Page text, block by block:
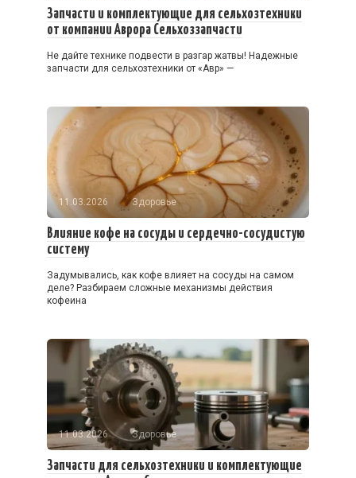
Запчасти и комплектующие для сельхозтехники
от компании Аврора Сельхоззапчасти
Не дайте технике подвести в разгар жатвы! Надежные
запчасти для сельхозтехники от «Авр» —
11.03.2026 Здоровье
Влияние кофе на сосуды и сердечно-сосудистую
систему
Задумывались, как кофе влияет на сосуды на самом
деле? Разбираем сложные механизмы действия
кофеина
11.03.2026 Здоровье
Запчасти для сельхозтехники и комплектующие